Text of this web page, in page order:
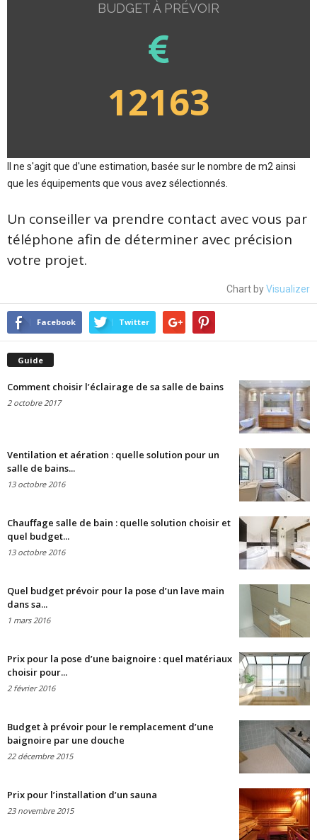
BUDGET À PRÉVOIR
12163
Il ne s'agit que d'une estimation, basée sur le nombre de m2 ainsi
que les équipements que vous avez sélectionnés.
Un conseiller va prendre contact avec vous par
téléphone afin de déterminer avec précision
votre projet.
Chart byVisualizer
Facebook Twitter
Guide
Comment choisir l’éclairage de sa salle de bains
2 octobre 2017
Ventilation et aération : quelle solution pour un
salle de bains...
13 octobre 2016
Chauffage salle de bain : quelle solution choisir et
quel budget...
13 octobre 2016
Quel budget prévoir pour la pose d’un lave main
dans sa...
1 mars 2016
Prix pour la pose d’une baignoire : quel matériaux
choisir pour...
2 février 2016
Budget à prévoir pour le remplacement d’une
baignoire par une douche
22 décembre 2015
Prix pour l’installation d’un sauna
23 novembre 2015